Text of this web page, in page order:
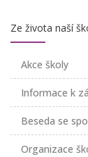
Ze života naší
Akce školy
Informace k
Beseda se
Organizace